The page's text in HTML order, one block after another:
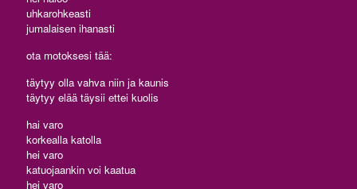
uhkarohkeasti
jumalaisen ihanasti
ota motoksesi tää:
täytyy olla vahva niin ja kaunis
täytyy elää täysii ettei kuolis
hai varo
korkealla katolla
hei varo
katuojaankin voi kaatua
hei varo